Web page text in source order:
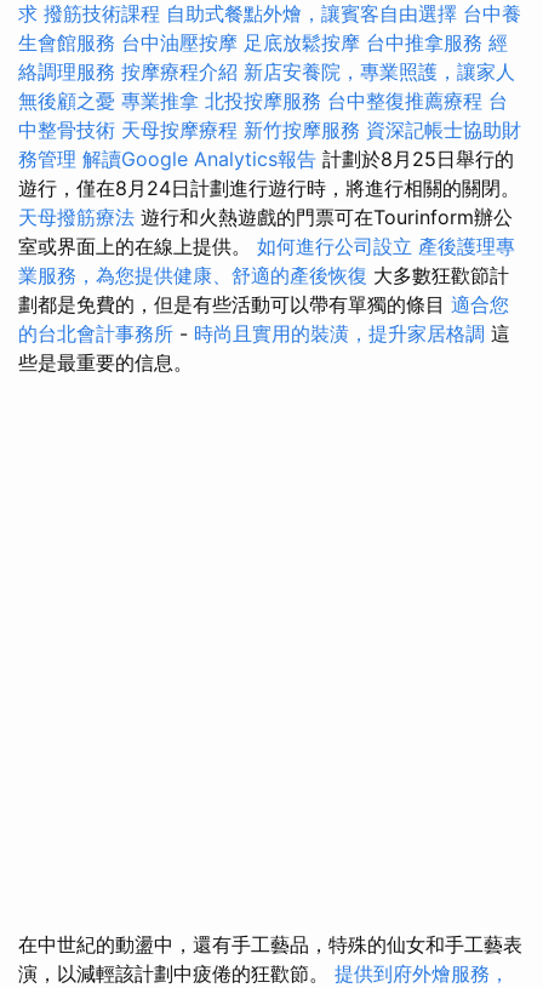
求 撥筋技術課程 自助式餐點外燴，讓賓客自由選擇 台中養
生會館服務 台中油壓按摩 足底放鬆按摩 台中推拿服務 經
絡調理服務 按摩療程介紹 新店安養院，專業照護，讓家人
無後顧之憂 專業推拿 北投按摩服務 台中整復推薦療程 台
中整骨技術 天母按摩療程 新竹按摩服務 資深記帳士協助財
務管理 解讀Google Analytics報告 計劃於8月25日舉行的
遊行，僅在8月24日計劃進行遊行時，將進行相關的關閉。
天母撥筋療法 遊行和火熱遊戲的門票可在Tourinform辦公
室或界面上的在線上提供。 如何進行公司設立 產後護理專
業服務，為您提供健康、舒適的產後恢復 大多數狂歡節計
劃都是免費的，但是有些活動可以帶有單獨的條目 適合您
的台北會計事務所 - 時尚且實用的裝潢，提升家居格調 這
些是最重要的信息。
在中世紀的動盪中，還有手工藝品，特殊的仙女和手工藝表
演，以減輕該計劃中疲倦的狂歡節。 提供到府外燴服務，